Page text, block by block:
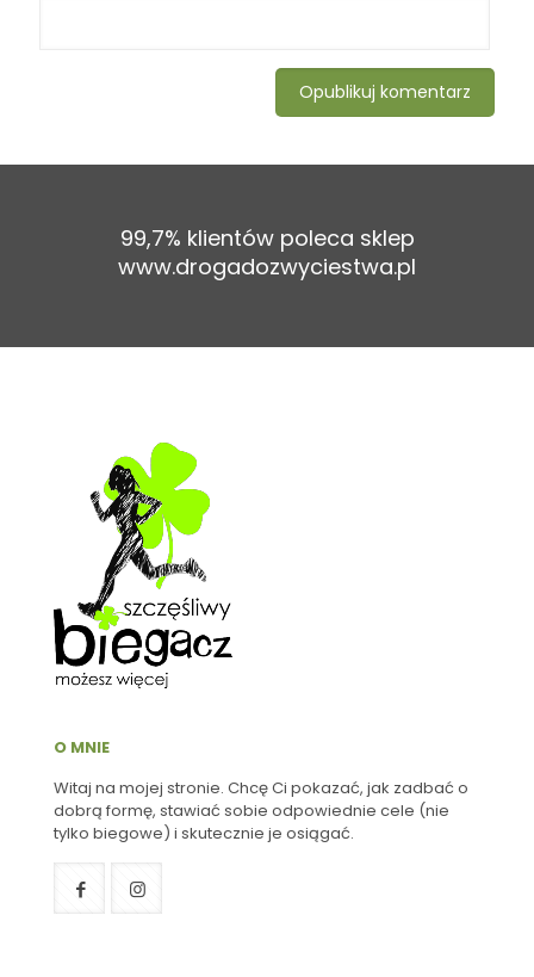
99,7% klientów poleca sklep
www.drogadozwyciestwa.pl
O MNIE
Witaj na mojej stronie. Chcę Ci pokazać, jak zadbać o
dobrą formę, stawiać sobie odpowiednie cele (nie
tylko biegowe) i skutecznie je osiągać.